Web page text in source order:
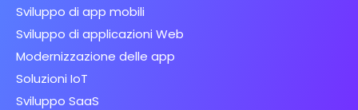
Sviluppo di app mobili
Sviluppo di applicazioni Web
Modernizzazione delle app
Soluzioni IoT
Sviluppo SaaS